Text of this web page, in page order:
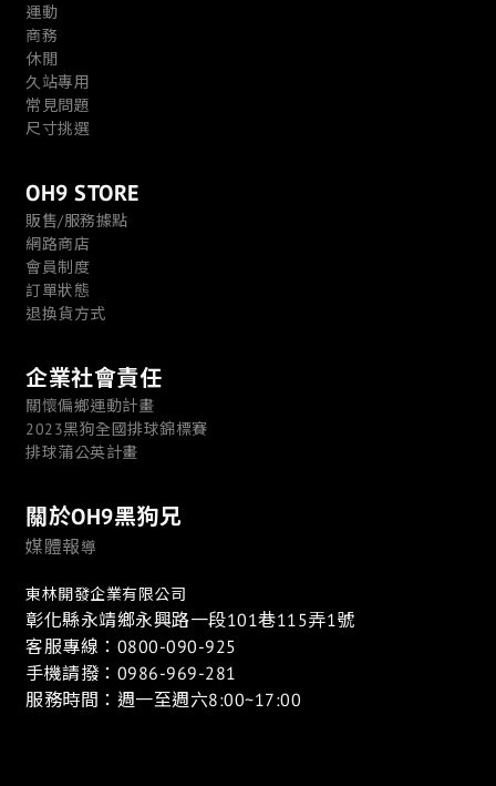
運動
商務
休閒
久站專用
常見問題
尺寸挑選
OH9 STORE
販售/服務據點
網路商店
會員制度
訂單狀態
退換貨方式
企業社會責任
關懷偏鄉運動計畫
2023黑狗全國排球錦標賽
排球蒲公英計畫
關於OH9黑狗兄
媒體報導
東林開發企業有限公司
彰化縣永靖鄉永興路一段101巷115弄1號
客服專線：0800-090-925
手機請撥：0986-969-281
服務時間：週一至週六8:00~17:00